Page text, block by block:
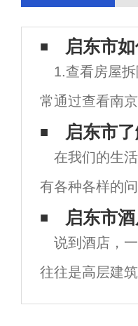
启东市
1.查看房屋
常通过查看南
侧面看出拆除
除公司在行业
地位，所以从
启东市
在我们的生
有各种各样的
原因，想要拆
楼拆除类型和
芜湖拆除公司
决
启东市
说到酒店，
往往是高层建
筑。因此，南